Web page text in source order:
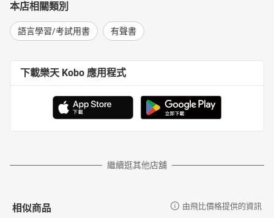
本店相關類別
語言學習/考試用書 有聲書
下載樂天 Kobo 應用程式
繼續逛其他店舖
相似商品 由飛比價格提供的資訊